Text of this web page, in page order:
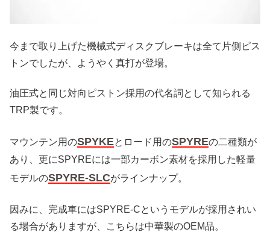
今まで取り上げた機械式ディスクブレーキは全て片側ピス
トンでしたが、ようやく真打が登場。
油圧式と同じ対向ピストン採用の代名詞として知られる
TRP製です。
マウンテン用のSPYKEとロード用のSPYREの二種類が
あり、更にSPYREには一部カーボン素材を採用した軽量
モデルのSPYRE-SLCがラインナップ。
因みに、完成車にはSPYRE-Cというモデルが採用されい
る場合がありますが、こちらは中華製のOEM品。